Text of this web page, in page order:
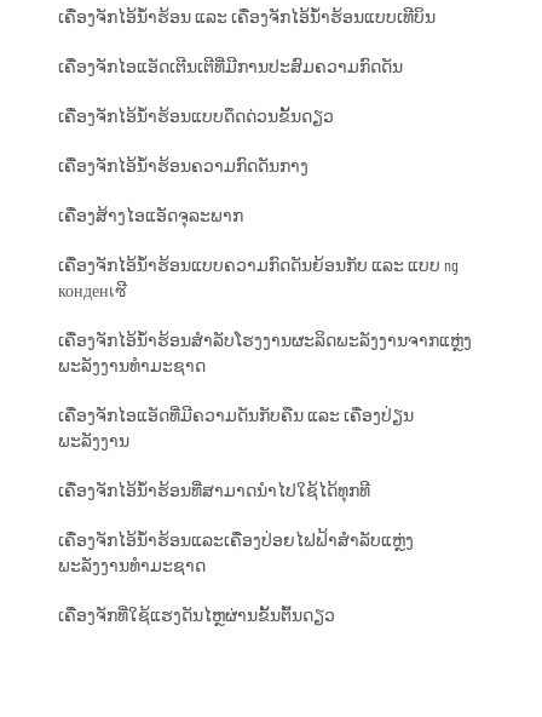
ເຄື່ອງຈັກໄອ້ນ້ຳຮ້ອນ ແລະ ເຄື່ອງຈັກໄອ້ນ້ຳຮ້ອນແບບເທີບິນ
ເຄື່ອງຈັກໄອແອັດເຕີນເຕີທີ່ມີການປະສົມຄວາມກົດດັນ
ເຄື່ອງຈັກໄອ້ນ້ຳຮ້ອນແບບດຶດດ່ວນຂັ້ນດຽວ
ເຄື່ອງຈັກໄອ້ນ້ຳຮ້ອນຄວາມກົດດັນກາງ
ເຄື່ອງສ້າງໄອແອັດຈຸລະພາກ
ເຄື່ອງຈັກໄອ້ນ້ຳຮ້ອນແບບຄວາມກົດດັນຍ້ອນກັບ ແລະ ແບບ ng
конденเซີ
ເຄື່ອງຈັກໄອ້ນ້ຳຮ້ອນສຳລັບໂຮງງານຜະລິດພະລັງງານຈາກແຫຼ່ງ
ພະລັງງານທຳມະຊາດ
ເຄື່ອງຈັກໄອແອັດທີ່ມີຄວາມດັນກັບຄືນ ແລະ ເຄື່ອງປ່ຽນ
ພະລັງງານ
ເຄື່ອງຈັກໄອ້ນ້ຳຮ້ອນທີ່ສາມາດນຳໄປໃຊ້ໄດ້ທຸກທີ
ເຄື່ອງຈັກໄອ້ນ້ຳຮ້ອນແລະເຄື່ອງປ່ອຍໄຟຟ້າສຳລັບແຫຼ່ງ
ພະລັງງານທຳມະຊາດ
ເຄື່ອງຈັກທີ່ໃຊ້ແຮງດັນໄຫຼຜ່ານຂັ້ນຕົ້ນດຽວ